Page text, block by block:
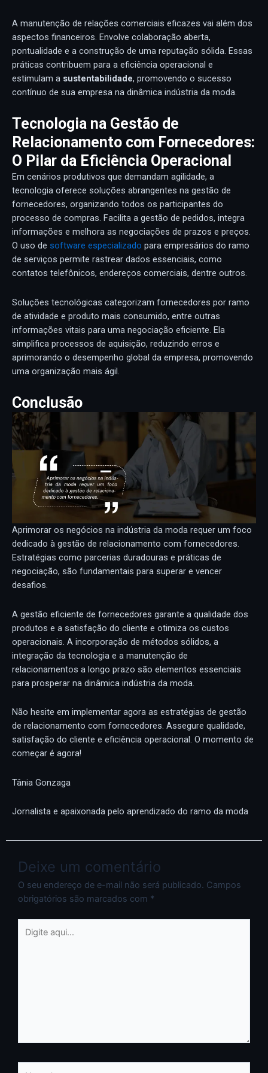
A manutenção de relações comerciais eficazes vai além dos
aspectos financeiros. Envolve colaboração aberta,
pontualidade e a construção de uma reputação sólida. Essas
práticas contribuem para a eficiência operacional e
estimulam a sustentabilidade, promovendo o sucesso
contínuo de sua empresa na dinâmica indústria da moda.
Tecnologia na Gestão de
Relacionamento com Fornecedores:
O Pilar da Eficiência Operacional
Em cenários produtivos que demandam agilidade, a
tecnologia oferece soluções abrangentes na gestão de
fornecedores, organizando todos os participantes do
processo de compras. Facilita a gestão de pedidos, integra
informações e melhora as negociações de prazos e preços.
O uso de software especializado para empresários do ramo
de serviços permite rastrear dados essenciais, como
contatos telefônicos, endereços comerciais, dentre outros.
Soluções tecnológicas categorizam fornecedores por ramo
de atividade e produto mais consumido, entre outras
informações vitais para uma negociação eficiente. Ela
simplifica processos de aquisição, reduzindo erros e
aprimorando o desempenho global da empresa, promovendo
uma organização mais ágil.
Conclusão
Aprimorar os negócios na indústria da moda requer um foco
dedicado à gestão de relacionamento com fornecedores.
Estratégias como parcerias duradouras e práticas de
negociação, são fundamentais para superar e vencer
desafios.
A gestão eficiente de fornecedores garante a qualidade dos
produtos e a satisfação do cliente e otimiza os custos
operacionais. A incorporação de métodos sólidos, a
integração da tecnologia e a manutenção de
relacionamentos a longo prazo são elementos essenciais
para prosperar na dinâmica indústria da moda.
Não hesite em implementar agora as estratégias de gestão
de relacionamento com fornecedores. Assegure qualidade,
satisfação do cliente e eficiência operacional. O momento de
começar é agora!
Tânia Gonzaga
Jornalista e apaixonada pelo aprendizado do ramo da moda
Deixe um comentário
O seu endereço de e-mail não será publicado. Campos
obrigatórios são marcados com *
aqui...